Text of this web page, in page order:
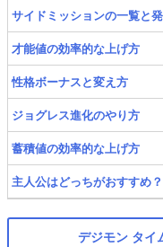
サイドミッションの一覧と
才能値の効率的な上げ方
性格ボーナスと変え方
ジョグレス進化のやり方
蓄積値の効率的な上げ方
主人公はどっちがおすすめ？
デジモン タイ